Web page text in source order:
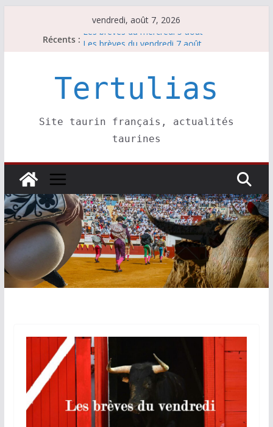
vendredi, août 7, 2026
Récents : Les brèves du mercredi 5 août
Escalafón 2026 – novilleros –
Les brèves du jeudi 6 août
Tertulias
Site taurin français, actualités
taurines